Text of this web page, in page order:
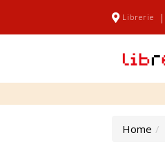
Librerie |
Home